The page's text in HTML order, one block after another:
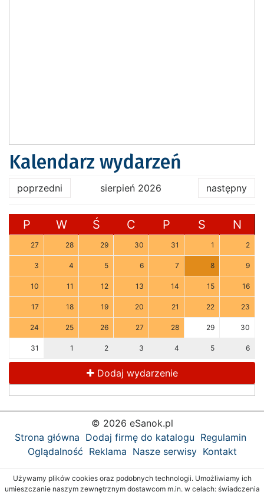
Kalendarz wydarzeń
poprzedni sierpień 2026 następny
P W Ś C P S N
27 28 29 30 31 1 2
3 4 5 6 7 8 9
10 11 12 13 14 15 16
17 18 19 20 21 22 23
24 25 26 27 28 29 30
31 1 2 3 4 5 6
Dodaj wydarzenie
© 2026 eSanok.pl
Strona główna Dodaj firmę do katalogu Regulamin
Oglądalność Reklama Nasze serwisy Kontakt
Używamy plików cookies oraz podobnych technologii. Umożliwiamy ich
umieszczanie naszym zewnętrznym dostawcom m.in. w celach: świadczenia